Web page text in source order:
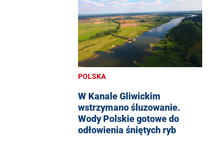
POLSKA
W Kanale Gliwickim
wstrzymano śluzowanie.
Wody Polskie gotowe do
odłowienia śniętych ryb